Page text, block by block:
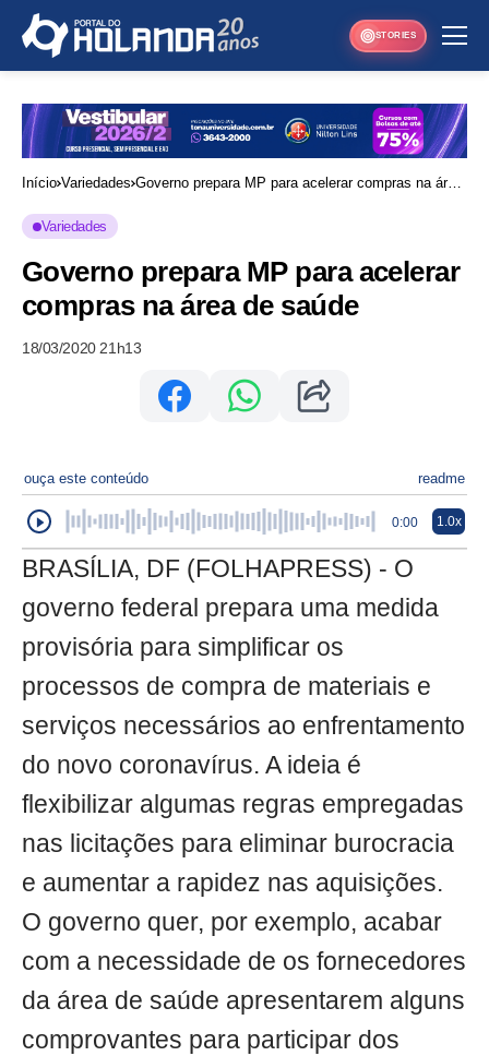
STORIES
Início Variedades Governo prepara MP para acelerar compras na área
Variedades
Governo prepara MP para acelerar
compras na área de saúde
18/03/2020 21h13
ouça este conteúdo readme
0:00 1.0x
BRASÍLIA, DF (FOLHAPRESS) - O
governo federal prepara uma medida
provisória para simplificar os
processos de compra de materiais e
serviços necessários ao enfrentamento
do novo coronavírus. A ideia é
flexibilizar algumas regras empregadas
nas licitações para eliminar burocracia
e aumentar a rapidez nas aquisições.
O governo quer, por exemplo, acabar
com a necessidade de os fornecedores
da área de saúde apresentarem alguns
comprovantes para participar dos